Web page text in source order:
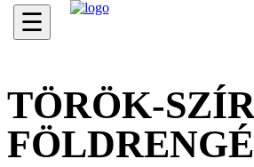
☰
TÖRÖK-